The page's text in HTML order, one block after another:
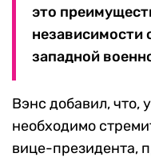
это
независимости
западной
Вэнс добавил, что,
необходимо
вице-президента,